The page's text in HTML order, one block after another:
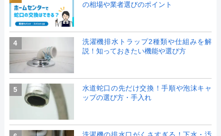
の相場や業者選びのポイント
4
洗濯機排水トラップ2種類や仕組みを解
説！知っておきたい機能や選び方
5
水道蛇口の先だけ交換！手順や泡沫キャ
ップの選び方・手入れ